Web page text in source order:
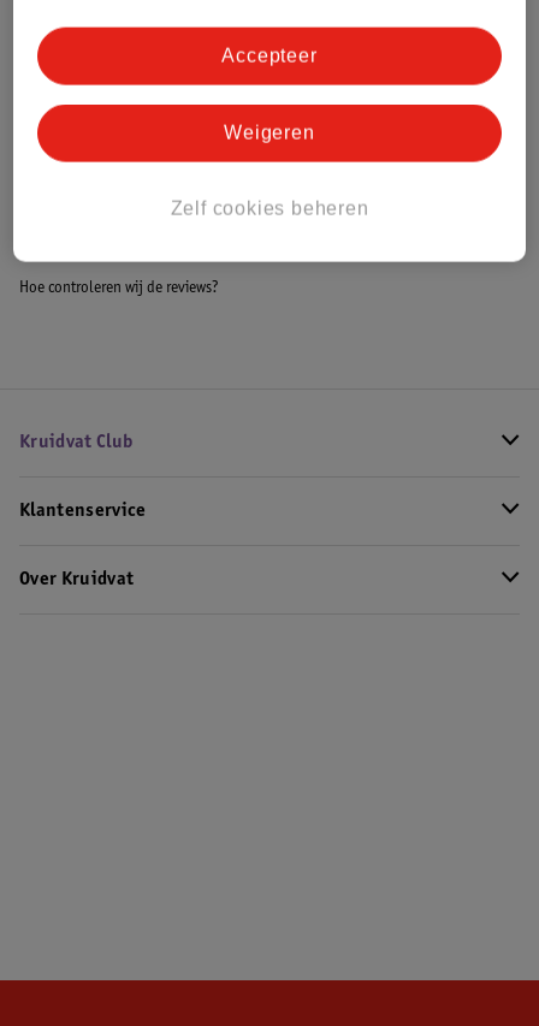
Bestel & Bezorginformatie
Hoe controleren wij de reviews?
Kruidvat Club
Klantenservice
Over Kruidvat
Zelf cookies beheren
Weigeren
Accepteer